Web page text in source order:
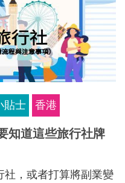
貼士 香港
知道這些旅行社牌
社，或者打算將副業變